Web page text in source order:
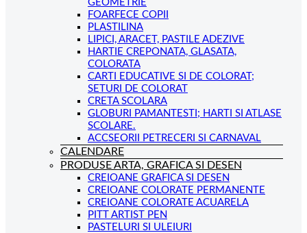
GEOMETRIE
FOARFECE COPII
PLASTILINA
LIPICI, ARACET, PASTILE ADEZIVE
HARTIE CREPONATA, GLASATA,
COLORATA
CARTI EDUCATIVE SI DE COLORAT;
SETURI DE COLORAT
CRETA SCOLARA
GLOBURI PAMANTESTI; HARTI SI ATLASE
SCOLARE.
ACCSEORII PETRECERI SI CARNAVAL
CALENDARE
PRODUSE ARTA, GRAFICA SI DESEN
CREIOANE GRAFICA SI DESEN
CREIOANE COLORATE PERMANENTE
CREIOANE COLORATE ACUARELA
PITT ARTIST PEN
PASTELURI SI ULEIURI